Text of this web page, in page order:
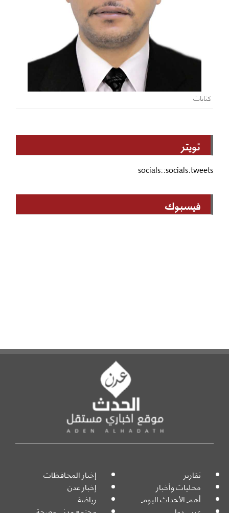
كتابات
تويتر
socials::socials.tweets
فيسبوك
تقارير إخبار المحافظات
محليات وأخبار إخبار عدن
أهم الأحداث اليوم رياضة